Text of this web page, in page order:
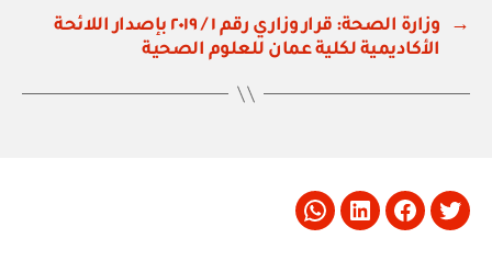
→
وزارة الصحة: قرار وزاري رقم ١ / ٢٠١٩ بإصدار اللائحة
الأكاديمية لكلية عمان للعلوم الصحية
Twitter
Facebook
LinkedIn
Whatsapp